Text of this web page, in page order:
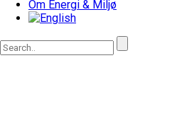
Om Energi & Miljø